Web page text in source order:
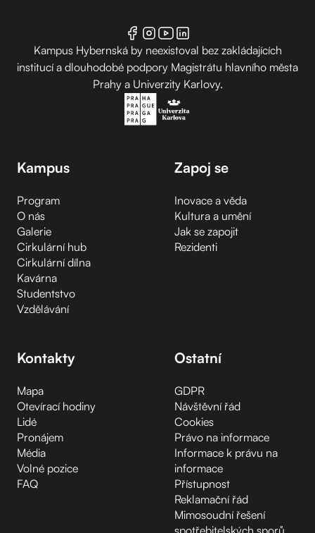
Kampus Hybernská by neexistoval bez zakládajících
institucí a dlouhodobé podpory Magistrátu hlavního města
Prahy a Univerzity Karlovy.
Kampus
Program
O nás
Galerie
Cirkulární hub
Cirkulární dílna
Kavárna
Studentstvo
Vzdělávání
Zapoj se
Inovace a věda
Kultura a umění
Jak se zapojit
Rezidenti
Kontakty
Mapa
Otevírací hodiny
Lidé
Pronájem
Média
Volné pozice
FAQ
Ostatní
GDPR
Návštěvní řád
Cookies
Právo na informace
Informace k právu na
informace
Přístupnost
Reklamační řád
Mimosoudní řešení
spotřebitelských sporů